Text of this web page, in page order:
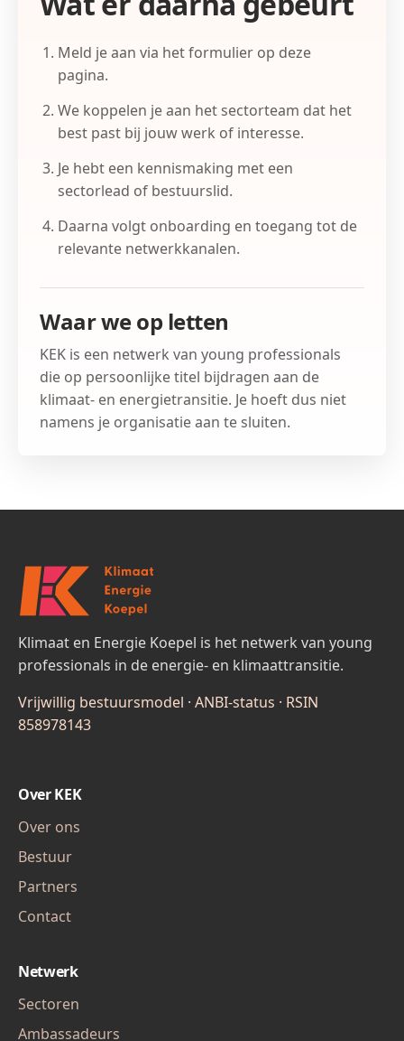
Meld je aan via het formulier op deze
pagina.
We koppelen je aan het sectorteam dat het
best past bij jouw werk of interesse.
Je hebt een kennismaking met een
sectorlead of bestuurslid.
Daarna volgt onboarding en toegang tot de
relevante netwerkkanalen.
Waar we op letten
KEK is een netwerk van young professionals
die op persoonlijke titel bijdragen aan de
klimaat- en energietransitie. Je hoeft dus niet
namens je organisatie aan te sluiten.
Klimaat en Energie Koepel is het netwerk van young
professionals in de energie- en klimaattransitie.
Vrijwillig bestuursmodel · ANBI-status · RSIN
858978143
Over KEK
Over ons
Bestuur
Partners
Contact
Netwerk
Sectoren
Ambassadeurs